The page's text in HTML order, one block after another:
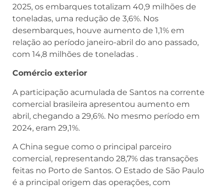
2025, os embarques totalizam 40,9 milhões de
toneladas, uma redução de 3,6%. Nos
desembarques, houve aumento de 1,1% em
relação ao período janeiro-abril do ano passado,
com 14,8 milhões de toneladas .
Comércio exterior
A participação acumulada de Santos na corrente
comercial brasileira apresentou aumento em
abril, chegando a 29,6%. No mesmo período em
2024, eram 29,1%.
A China segue como o principal parceiro
comercial, representando 28,7% das transações
feitas no Porto de Santos. O Estado de São Paulo
é a principal origem das operações, com